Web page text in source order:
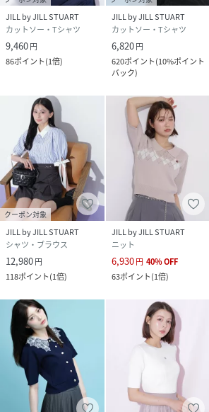
JILL by JILL STUART
カットソー・Tシャツ
9,460円
86ポイント(1倍)
JILL by JILL STUART
カットソー・Tシャツ
6,820円
620ポイント(10%ポイント
バック)
クーポン対象
JILL by JILL STUART
シャツ・ブラウス
12,980円
118ポイント(1倍)
JILL by JILL STUART
ニット
6,930円 40%OFF
63ポイント(1倍)